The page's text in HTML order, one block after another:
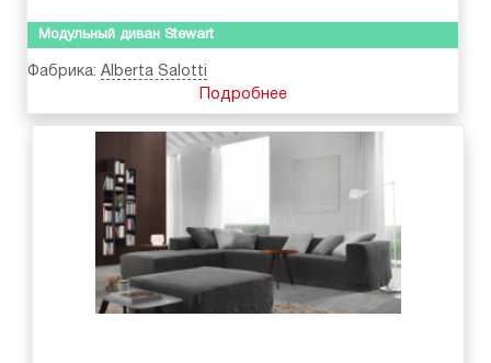
Модульный диван Stewart
Фабрика: Alberta Salotti
Подробнее